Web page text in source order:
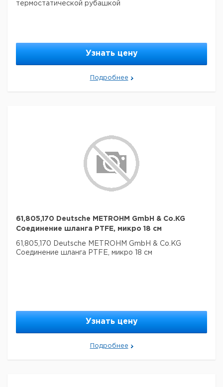
термостатической рубашкой
Узнать цену
Подробнее
61,805,170 Deutsche METROHM GmbH & Co.KG
Соединение шланга PTFE, микро 18 см
61,805,170 Deutsche METROHM GmbH & Co.KG
Соединение шланга PTFE, микро 18 см
Узнать цену
Подробнее